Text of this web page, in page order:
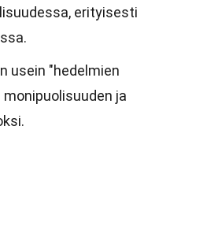
erityisesti
usein "hedelmien
monipuolisuuden ja